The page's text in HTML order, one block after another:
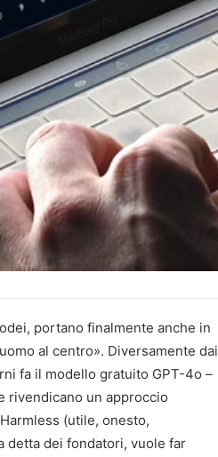
portano finalmente anche in
al centro». Diversamente dai
fa il modello gratuito GPT-4o –
rivendicano un approccio
(utile, onesto,
detta dei fondatori, vuole far